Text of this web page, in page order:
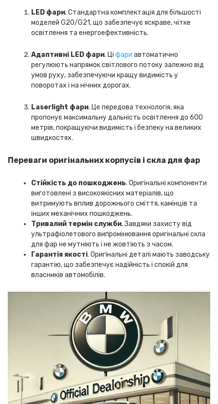
LED фари. Стандартна комплектація для більшості
моделей G20/G21, що забезпечує яскраве, чітке
освітлення та енергоефективність.
Адаптивні LED фари. Ці фари автоматично
регулюють напрямок світлового потоку залежно від
умов руху, забезпечуючи кращу видимість у
поворотах і на нічних дорогах.
Laserlight фари. Це передова технологія, яка
пропонує максимальну дальність освітлення до 600
метрів, покращуючи видимість і безпеку на великих
швидкостях.
Переваги оригінальних корпусів і скла для фар
Стійкість до пошкоджень. Оригінальні компоненти
виготовлені з високоякісних матеріалів, що
витримують вплив дорожнього сміття, камінців та
інших механічних пошкоджень.
Тривалий термін служби. Завдяки захисту від
ультрафіолетового випромінювання оригінальні скла
для фар не мутніють і не жовтіють з часом.
Гарантія якості. Оригінальні деталі мають заводську
гарантію, що забезпечує надійність і спокій для
власників автомобілів.